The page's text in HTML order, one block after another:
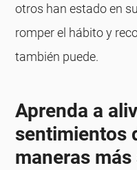
otros han estado en
romper el hábito y
también puede.
Aprenda a
sentimientos
maneras